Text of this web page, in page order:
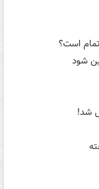
است؟
شود
شد!